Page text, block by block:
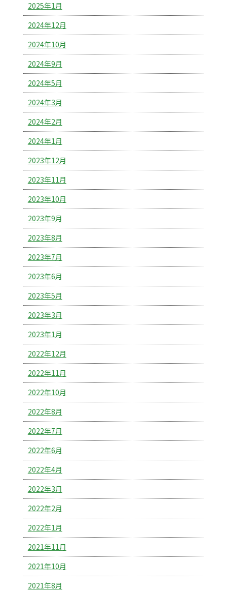
2025年1月
2024年12月
2024年10月
2024年9月
2024年5月
2024年3月
2024年2月
2024年1月
2023年12月
2023年11月
2023年10月
2023年9月
2023年8月
2023年7月
2023年6月
2023年5月
2023年3月
2023年1月
2022年12月
2022年11月
2022年10月
2022年8月
2022年7月
2022年6月
2022年4月
2022年3月
2022年2月
2022年1月
2021年11月
2021年10月
2021年8月